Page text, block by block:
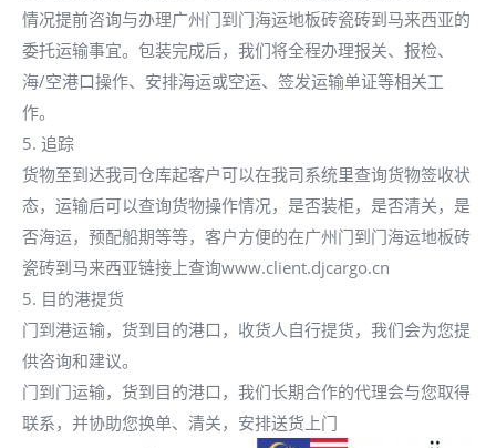
情况提前咨询与办理广州门到门海运地板砖瓷砖到马来西亚的
委托运输事宜。包装完成后，我们将全程办理报关、报检、
海/空港口操作、安排海运或空运、签发运输单证等相关工
作。
5. 追踪
货物至到达我司仓库起客户可以在我司系统里查询货物签收状
态，运输后可以查询货物操作情况，是否装柜，是否清关，是
否海运，预配船期等等，客户方便的在广州门到门海运地板砖
瓷砖到马来西亚链接上查询www.client.djcargo.cn
5. 目的港提货
门到港运输，货到目的港口，收货人自行提货，我们会为您提
供咨询和建议。
门到门运输，货到目的港口，我们长期合作的代理会与您取得
联系，并协助您换单、清关，安排送货上门